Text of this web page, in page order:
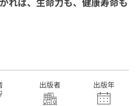
出版者 出版年